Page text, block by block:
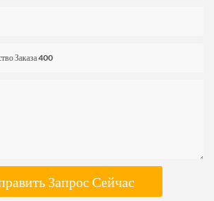
Заказа 400
Запрос Сейчас